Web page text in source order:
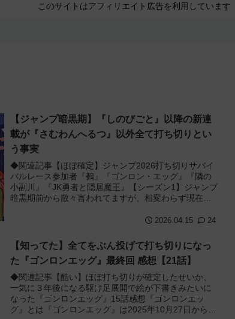
このサイトはアフィリエイト広告を利用しています
【ジャンプ暗黒期】『しのびごと』以降の新連
載が『さむわんへるつ』以外全て打ち切りとい
う事実
◆関連記事【ほぼ確定】ジャンプ2026打ち切りサバイ
バルレース参加者『鵺』『ゴンロン・エッグ』『隣の
小副川』『JK勇者と隠居魔王』【シーズン1】ジャンプ
暗黒期前から散々言われてますが、相変わらず現在の
2026.04.15 24
【知ってた】全てをぶん投げて打ち切りになっ
た『ゴンロンエッグ』最終回 感想【21話】
◆関連記事【酷い】ほぼ打ち切りが確定したせいか、
一気に３年後になる駆け足展開で絵が下書きみたいに
なった『ゴンロンエッグ』15話感想『ゴンロンエッ
グ』とは『ゴンロンエッグ』は2025年10月27日からジ